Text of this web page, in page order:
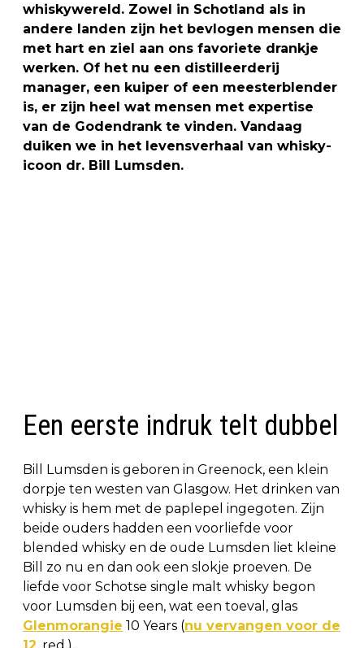
whiskywereld. Zowel in Schotland als in
andere landen zijn het bevlogen mensen die
met hart en ziel aan ons favoriete drankje
werken. Of het nu een distilleerderij
manager, een kuiper of een meesterblender
is, er zijn heel wat mensen met expertise
van de Godendrank te vinden. Vandaag
duiken we in het levensverhaal van whisky-
icoon dr. Bill Lumsden.
Een eerste indruk telt dubbel
Bill Lumsden is geboren in Greenock, een klein
dorpje ten westen van Glasgow. Het drinken van
whisky is hem met de paplepel ingegoten. Zijn
beide ouders hadden een voorliefde voor
blended whisky en de oude Lumsden liet kleine
Bill zo nu en dan ook een slokje proeven. De
liefde voor Schotse single malt whisky begon
voor Lumsden bij een, wat een toeval, glas
Glenmorangie 10 Years (nu vervangen voor de
12, red.).